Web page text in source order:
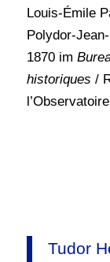
Louis-Émile
Polydor-
1870 im
historiques /
Tudor